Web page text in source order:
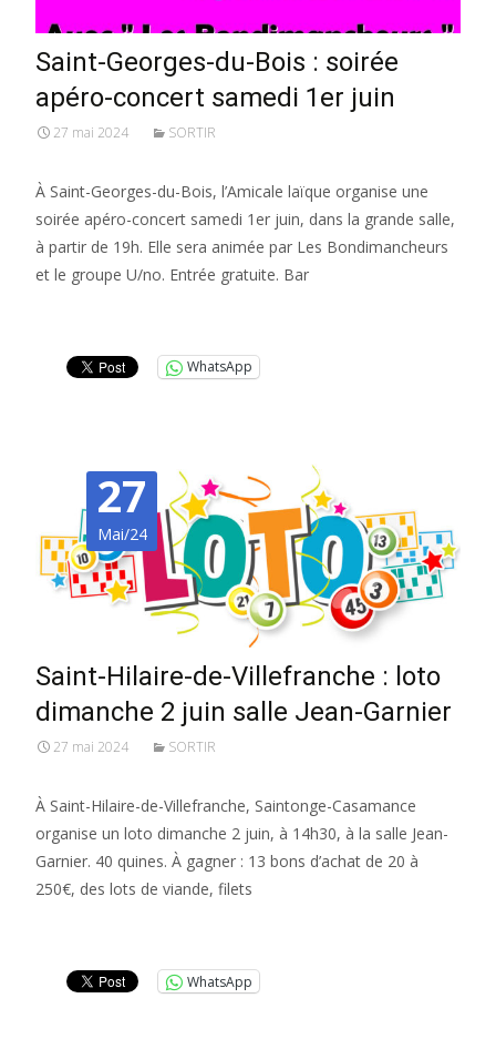
Saint-Georges-du-Bois : soirée
apéro-concert samedi 1er juin
27 mai 2024 SORTIR
À Saint-Georges-du-Bois, l’Amicale laïque organise une
soirée apéro-concert samedi 1er juin, dans la grande salle,
à partir de 19h. Elle sera animée par Les Bondimancheurs
et le groupe U/no. Entrée gratuite. Bar
WhatsApp
27
Mai/24
Saint-Hilaire-de-Villefranche : loto
dimanche 2 juin salle Jean-Garnier
27 mai 2024 SORTIR
À Saint-Hilaire-de-Villefranche, Saintonge-Casamance
organise un loto dimanche 2 juin, à 14h30, à la salle Jean-
Garnier. 40 quines. À gagner : 13 bons d’achat de 20 à
250€, des lots de viande, filets
WhatsApp